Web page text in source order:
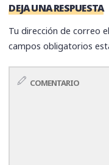
DEJA UNA RESPUESTA
Tu dirección de correo
campos obligatorios